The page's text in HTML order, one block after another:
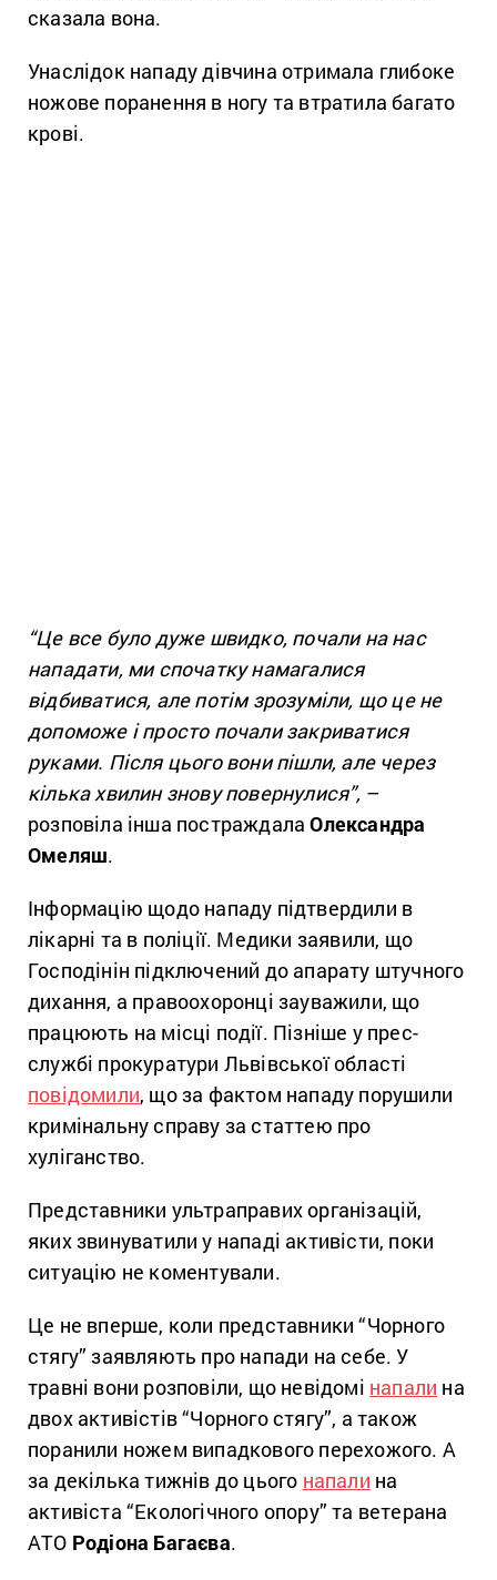
сказала вона.
Унаслідок нападу дівчина отримала глибоке
ножове поранення в ногу та втратила багато
крові.
“Це все було дуже швидко, почали на нас
нападати, ми спочатку намагалися
відбиватися, але потім зрозуміли, що це не
допоможе і просто почали закриватися
руками. Після цього вони пішли, але через
кілька хвилин знову повернулися”, –
розповіла інша постраждалаОлександра
Омеляш.
Інформацію щодо нападу підтвердили в
лікарні та в поліції. Медики заявили, що
Господінін підключений до апарату штучного
дихання, а правоохоронці зауважили, що
працюють на місці події. Пізніше у прес-
службі прокуратури Львівської області
повідомили, що за фактом нападу порушили
кримінальну справу за статтею про
хуліганство.
Представники ультраправих організацій,
яких звинуватили у нападі активісти, поки
ситуацію не коментували.
Це не вперше, коли представники “Чорного
стягу” заявляють про напади на себе. У
травні вони розповіли, що невідомі напали на
двох активістів “Чорного стягу”, а також
поранили ножем випадкового перехожого. А
за декілька тижнів до цього напали на
активіста “Екологічного опору” та ветерана
АТО Родіона Багаєва.